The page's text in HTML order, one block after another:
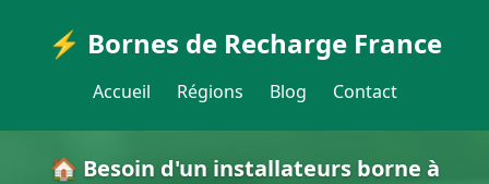
⚡ Bornes de Recharge France
Accueil Régions Blog Contact
🏠 Besoin d'un installateurs borne à